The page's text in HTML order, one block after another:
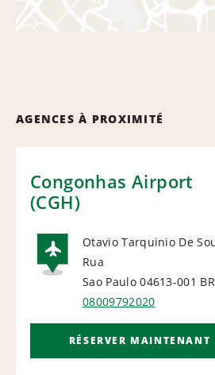
AGENCES À PROXIMITÉ
Congonhas Airport
(CGH)
AIRPORT
Otavio Tarquinio De
Rua
Sao Paulo 04613-001 BR
08009792020
RÉSERVER MAINTENANT